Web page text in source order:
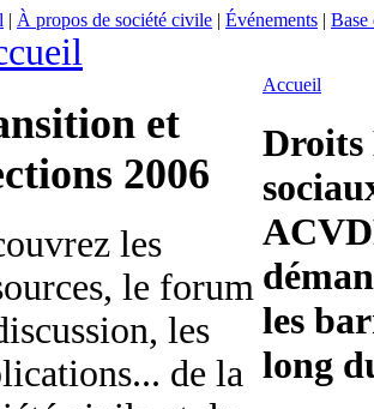
| À propos de société civile | Événements | Base
et
2006
les
le forum
les
de la
Accueil
Droits
les
long